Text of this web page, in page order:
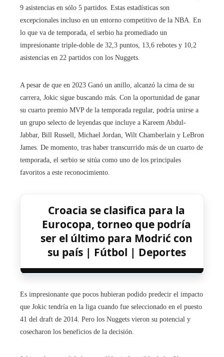
9 asistencias en sólo 5 partidos. Estas estadísticas son
excepcionales incluso en un entorno competitivo de la NBA. En
lo que va de temporada, el serbio ha promediado un
impresionante triple-doble de 32,3 puntos, 13,6 rebotes y 10,2
asistencias en 22 partidos con los Nuggets.
A pesar de que en 2023 Ganó un anillo, alcanzó la cima de su
carrera, Jokic sigue buscando más. Con la oportunidad de ganar
su cuarto premio MVP de la temporada regular, podría unirse a
un grupo selecto de leyendas que incluye a Kareem Abdul-
Jabbar, Bill Russell, Michael Jordan, Wilt Chamberlain y LeBron
James. De momento, tras haber transcurrido más de un cuarto de
temporada, el serbio se sitúa como uno de los principales
favoritos a este reconocimiento.
Croacia se clasifica para la
Eurocopa, torneo que podría
ser el último para Modrić con
su país | Fútbol | Deportes
Es impresionante que pocos hubieran podido predecir el impacto
que Jokic tendría en la liga cuando fue seleccionado en el puesto
41 del draft de 2014. Pero los Nuggets vieron su potencial y
cosecharon los beneficios de la decisión.